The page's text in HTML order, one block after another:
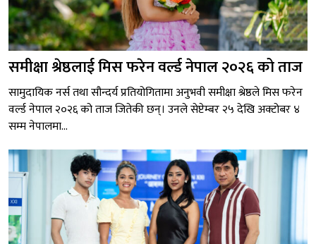
समीक्षा श्रेष्ठलाई मिस फरेन वर्ल्ड नेपाल २०२६ को ताज
सामुदायिक नर्स तथा सौन्दर्य प्रतियोगितामा अनुभवी समीक्षा श्रेष्ठले मिस फरेन
वर्ल्ड नेपाल २०२६ को ताज जितेकी छन्। उनले सेप्टेम्बर २५ देखि अक्टोबर ४
सम्म नेपालमा...